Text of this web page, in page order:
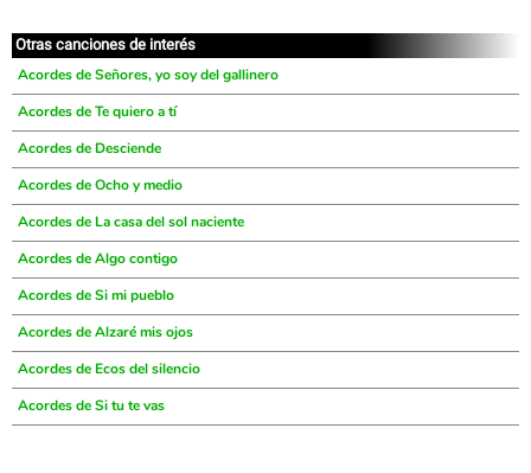
Otras canciones de interés
Acordes de Señores, yo soy del gallinero
Acordes de Te quiero a tí
Acordes de Desciende
Acordes de Ocho y medio
Acordes de La casa del sol naciente
Acordes de Algo contigo
Acordes de Si mi pueblo
Acordes de Alzaré mis ojos
Acordes de Ecos del silencio
Acordes de Si tu te vas